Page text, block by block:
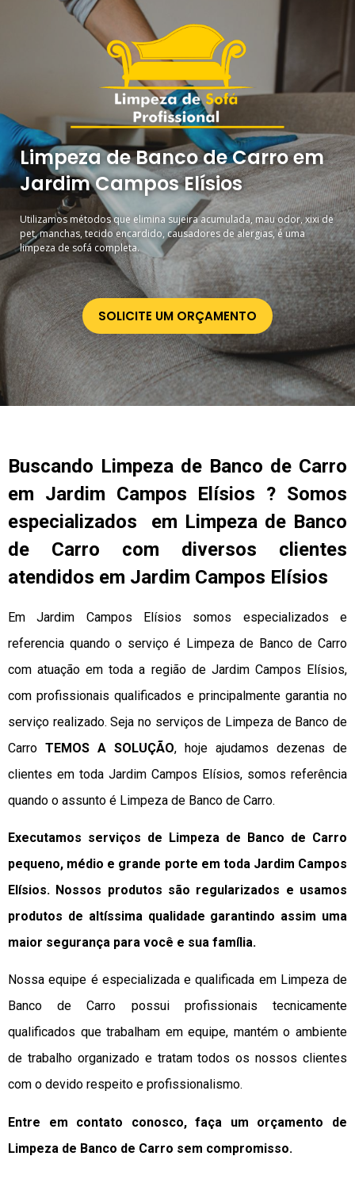
Limpeza de Banco de Carro em
Jardim Campos Elísios
Utilizamos métodos que elimina sujeira acumulada, mau odor, xixi de
pet, manchas, tecido encardido, causadores de alergias, é uma
limpeza de sofá completa.
SOLICITE UM ORÇAMENTO
Buscando Limpeza de Banco de Carro
em Jardim Campos Elísios ? Somos
especializados em Limpeza de Banco
de Carro com diversos clientes
atendidos em Jardim Campos Elísios
Em Jardim Campos Elísios somos especializados e
referencia quando o serviço é Limpeza de Banco de Carro
com atuação em toda a região de Jardim Campos Elísios,
com profissionais qualificados e principalmente garantia no
serviço realizado. Seja no serviços de Limpeza de Banco de
Carro TEMOS A SOLUÇÃO, hoje ajudamos dezenas de
clientes em toda Jardim Campos Elísios, somos referência
quando o assunto é Limpeza de Banco de Carro.
Executamos serviços de Limpeza de Banco de Carro
pequeno, médio e grande porte em toda Jardim Campos
Elísios. Nossos produtos são regularizados e usamos
produtos de altíssima qualidade garantindo assim uma
maior segurança para você e sua família.
Nossa equipe é especializada e qualificada em Limpeza de
Banco de Carro possui profissionais tecnicamente
qualificados que trabalham em equipe, mantém o ambiente
de trabalho organizado e tratam todos os nossos clientes
com o devido respeito e profissionalismo.
Entre em contato conosco, faça um orçamento de
Limpeza de Banco de Carro sem compromisso.